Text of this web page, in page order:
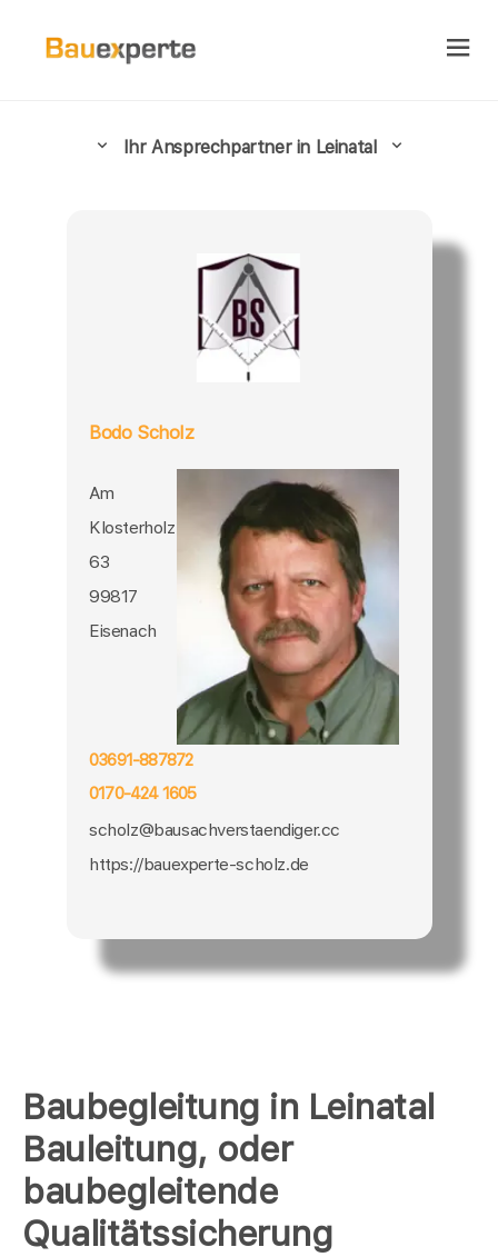
Baubegleitung in Leinatal
Bauleitung, oder
baubegleitende
Qualitätssicherung
Ihr Ansprechpartner in Leinatal
Bodo Scholz
Am
Klosterholz
63
99817
Eisenach
03691-887872
0170-424 1605
scholz@bausachverstaendiger.cc
https://bauexperte-scholz.de